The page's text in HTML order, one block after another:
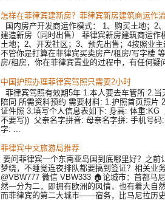
怎样在菲律宾建新房？菲律宾新房建筑商运作
国内房产开发商运作模式： 1、购买土地；2
建造新房（同时出售） 菲律宾新房建筑商运作
土地；2、开发社区；3、预先出售；4按照业
不管你是打算在菲律宾买卖房产/租房/写字楼
房/租房，你在菲律宾置业的过程中，有任何疑
中国护照办理菲律宾驾照只需要2小时
菲律宾驾照有效期5年 1.本人要去车管所 2.当
陪同 所需资料预约 需要材料: 1.护照首页照片
证件照 3.填写个人信息表如下: 身高: 体重:KG
不要写)) 父亲名字拼音: 母亲名字拼: 手机号码
字: ...
菲律宾中文旅游局推荐
要问菲律宾一个东南亚岛国到底哪里好？之前
梦绕，不睡觉连夜排队都要搞到签证？相关业
@VBW777 微信 VBW333 🏠论城市：首都马
然一分为二，即拥有欧洲的风情，也有着大自
而菲律宾的第二大城市——宿务，比马尼拉历